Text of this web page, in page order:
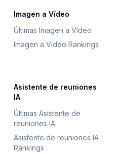
Imagen a Vídeo
Últimas Imagen a Vídeo
Imagen a Vídeo Rankings
Asistente de reuniones
IA
Últimas Asistente de
reuniones IA
Asistente de reuniones IA
Rankings